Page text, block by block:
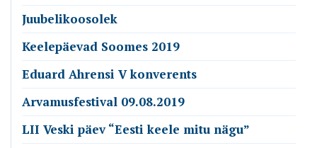
Juubelikoosolek
Keelepäevad Soomes 2019
Eduard Ahrensi V konverents
Arvamusfestival 09.08.2019
LII Veski päev “Eesti keele mitu nägu”